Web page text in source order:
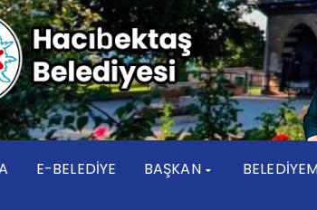
E-BELEDİYE BAŞKAN